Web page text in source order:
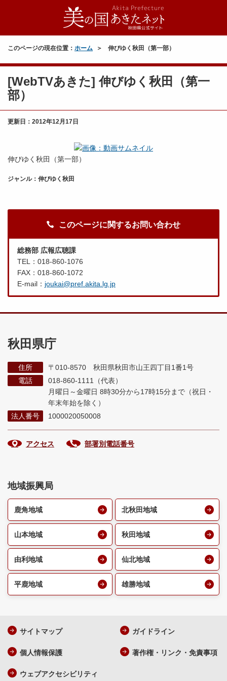
このページの現在位置： ホーム 伸びゆく秋田（第一部）
[WebTVあきた] 伸びゆく秋田（第一
部）
更新日： 2012年12月17日
伸びゆく秋田（第一部）
ジャンル：伸びゆく秋田
このページに関するお問い合わせ
総務部 広報広聴課
TEL：018-860-1076
FAX：018-860-1072
E-mail： joukai@pref.akita.lg.jp
秋田県庁
住所
〒010-8570 秋田県秋田市山王四丁目1番1号
電話
018-860-1111（代表）
月曜日～金曜日 8時30分から17時15分まで （祝日・
年末年始を除く）
法人番号
1000020050008
アクセス 部署別電話番号
地域振興局
鹿角地域 北秋田地域
山本地域 秋田地域
由利地域 仙北地域
平鹿地域 雄勝地域
サイトマップ ガイドライン
個人情報保護 著作権・リンク・免責事項
ウェブアクセシビリティ